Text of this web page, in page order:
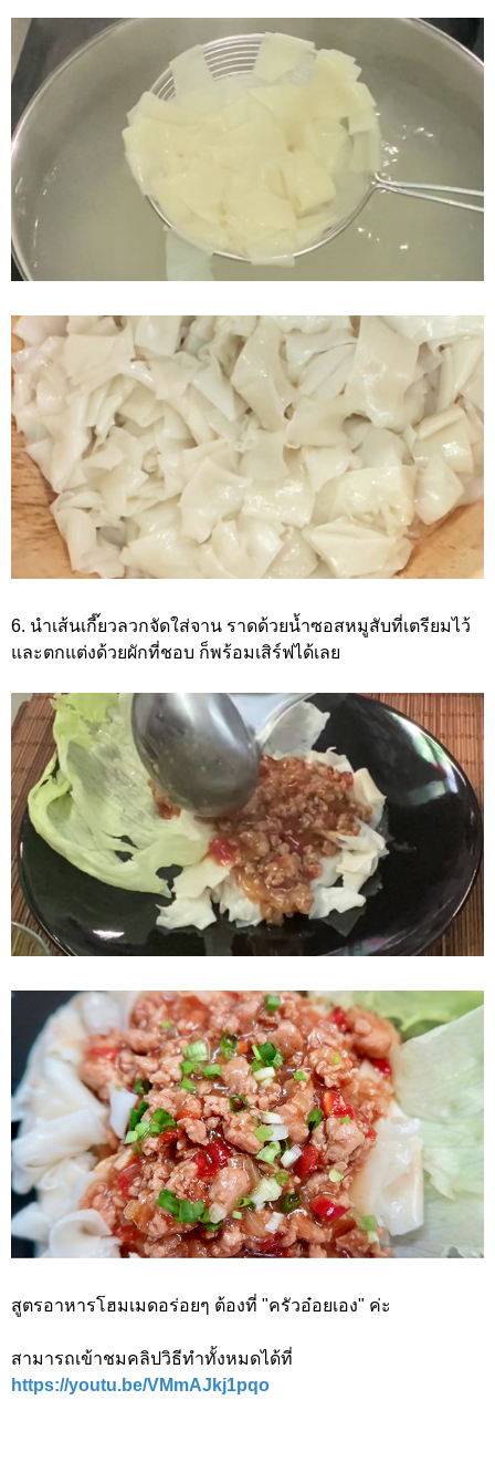
6. นำเส้นเกี๊ยวลวกจัดใส่จาน ราดด้วยน้ำซอสหมูสับที่เตรียมไว้
และตกแต่งด้วยผักที่ชอบ ก็พร้อมเสิร์ฟได้เลย
สูตรอาหารโฮมเมดอร่อยๆ ต้องที่ "ครัวอ๋อยเอง" ค่ะ
สามารถเข้าชมคลิปวิธีทำทั้งหมดได้ที่
https://youtu.be/VMmAJkj1pqo